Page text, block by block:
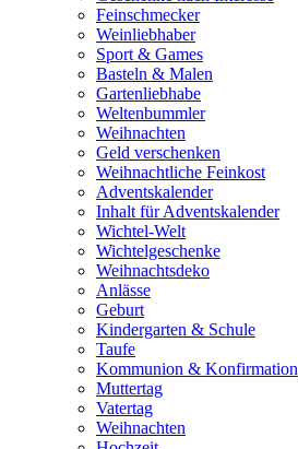
Feinschmecker
Weinliebhaber
Sport & Games
Basteln & Malen
Gartenliebhabe
Weltenbummler
Weihnachten
Geld verschenken
Weihnachtliche Feinkost
Adventskalender
Inhalt für Adventskalender
Wichtel-Welt
Wichtelgeschenke
Weihnachtsdeko
Anlässe
Geburt
Kindergarten & Schule
Taufe
Kommunion & Konfirmation
Muttertag
Vatertag
Weihnachten